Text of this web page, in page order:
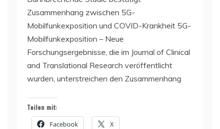
Zusammenhang zwischen 5G-
Mobilfunkexposition und COVID-Krankheit 5G-
Mobilfunkexposition – Neue
Forschungsergebnisse, die im Journal of Clinical
and Translational Research veröffentlicht
wurden, unterstreichen den Zusammenhang
Teilen mit:
Facebook X